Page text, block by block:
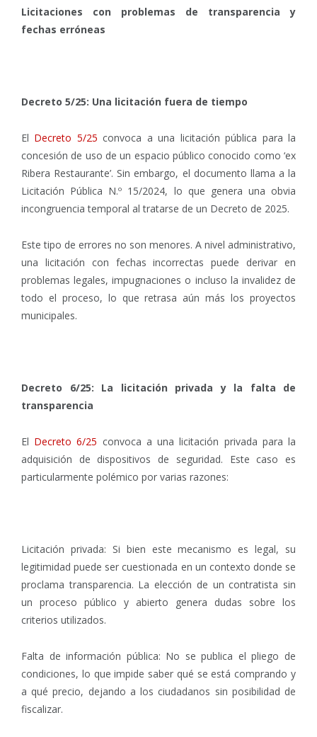
Licitaciones con problemas de transparencia y
fechas erróneas
Decreto 5/25: Una licitación fuera de tiempo
El Decreto 5/25 convoca a una licitación pública para la
concesión de uso de un espacio público conocido como ‘ex
Ribera Restaurante’. Sin embargo, el documento llama a la
Licitación Pública N.º 15/2024, lo que genera una obvia
incongruencia temporal al tratarse de un Decreto de 2025.
Este tipo de errores no son menores. A nivel administrativo,
una licitación con fechas incorrectas puede derivar en
problemas legales, impugnaciones o incluso la invalidez de
todo el proceso, lo que retrasa aún más los proyectos
municipales.
Decreto 6/25: La licitación privada y la falta de
transparencia
El Decreto 6/25 convoca a una licitación privada para la
adquisición de dispositivos de seguridad. Este caso es
particularmente polémico por varias razones:
Licitación privada: Si bien este mecanismo es legal, su
legitimidad puede ser cuestionada en un contexto donde se
proclama transparencia. La elección de un contratista sin
un proceso público y abierto genera dudas sobre los
criterios utilizados.
Falta de información pública: No se publica el pliego de
condiciones, lo que impide saber qué se está comprando y
a qué precio, dejando a los ciudadanos sin posibilidad de
fiscalizar.